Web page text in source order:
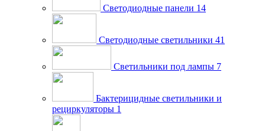
Светодиодные панели 14
Светодиодные светильники 41
Светильники под лампы 7
Бактерицидные светильники и
рециркуляторы 1